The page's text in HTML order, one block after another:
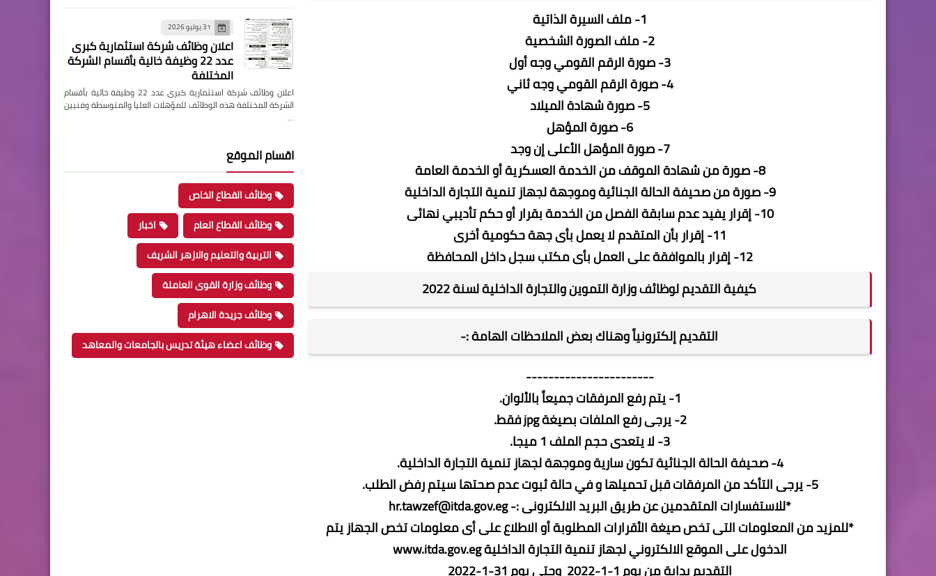
1- ملف السيرة الذاتية
2- ملف الصورة الشخصية
3- صورة الرقم القومي وجه أول
4- صورة الرقم القومي وجه ثاني
5- صورة شهادة الميلاد
6- صورة المؤهل
7- صورة المؤهل الأعلى إن وجد
8- صورة من شهادة الموقف من الخدمة العسكرية أو الخدمة العامة
9- صورة من صحيفة الحالة الجنائية وموجهة لجهاز تنمية التجارة الداخلية
10- إقرار يفيد عدم سابقة الفصل من الخدمة بقرار أو حكم تأديبي نهائى
11- إقرار بأن المتقدم لا يعمل بأى جهة حكومية أخرى
12- إقرار بالموافقة على العمل بأى مكتب سجل داخل المحافظة
كيفية التقديم لوظائف وزارة التموين والتجارة الداخلية لسنة 2022
التقديم إلكترونياً وهناك بعض الملاحظات الهامة :-
-----------------------
1- يتم رفع المرفقات جميعاً بالألوان.
2- يرجى رفع الملفات بصيغة jpg فقط.
3- لا يتعدى حجم الملف 1 ميجا.
4- صحيفة الحالة الجنائية تكون سارية وموجهة لجهاز تنمية التجارة الداخلية.
5- يرجى التأكد من المرفقات قبل تحميلها و في حالة ثبوت عدم صحتها سيتم رفض الطلب.
*للاستفسارات المتقدمين عن طريق البريد الالكترونى :- hr.tawzef@itda.gov.eg
*للمزيد من المعلومات التى تخص صيغة الأقرارات المطلوبة أو الاطلاع على أى معلومات تخص الجهاز يتم
الدخول على الموقع الالكتروني لجهاز تنمية التجارة الداخلية www.itda.gov.eg
التقديم بداية من يوم 1-1-2022 وحتى يوم 31-1-2022
31 يوليو 2026
اعلان وظائف شركة استثمارية كبرى
عدد 22 وظيفة خالية بأقسام الشركة
المختلفة
اعلان وظائف شركة استثمارية كبرى عدد 22 وظيفة خالية بأقسام
الشركة المختلفة هذه الوظائف للمؤهلات العليا والمتوسطة وفنيين
…
اقسام الموقع
وظائف القطاع الخاص
وظائف القطاع العام
اخبار
التربية والتعليم والازهر الشريف
وظائف وزارة القوى العاملة
وظائف جريدة الاهرام
وظائف اعضاء هيئة تدريس بالجامعات والمعاهد